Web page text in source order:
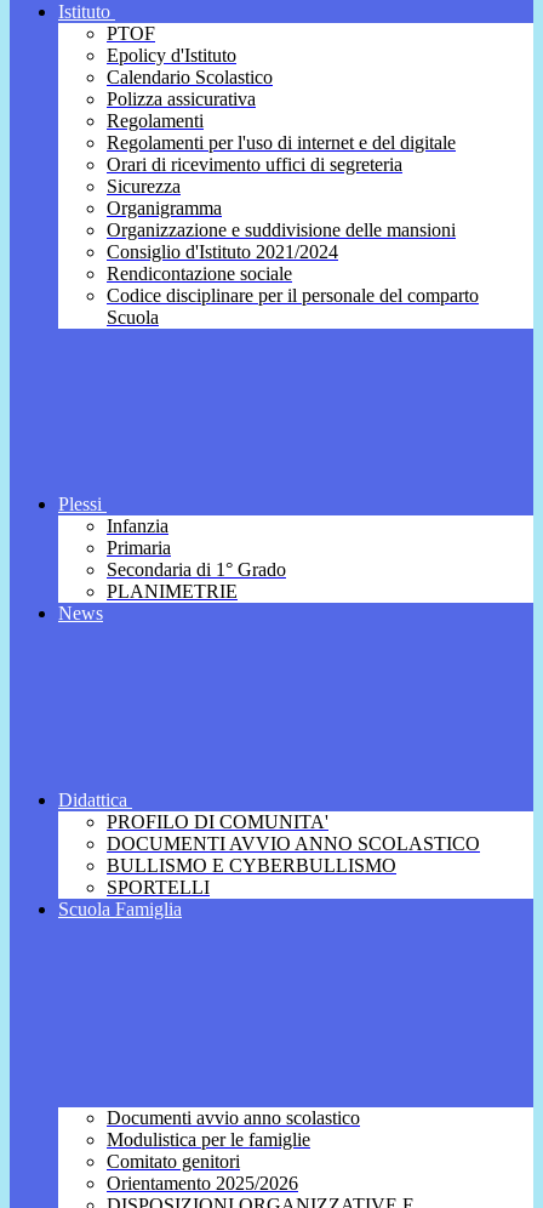
Istituto
PTOF
Epolicy d'Istituto
Calendario Scolastico
Polizza assicurativa
Regolamenti
Regolamenti per l'uso di internet e del digitale
Orari di ricevimento uffici di segreteria
Sicurezza
Organigramma
Organizzazione e suddivisione delle mansioni
Consiglio d'Istituto 2021/2024
Rendicontazione sociale
Codice disciplinare per il personale del comparto
Scuola
Plessi
Infanzia
Primaria
Secondaria di 1° Grado
PLANIMETRIE
News
Didattica
PROFILO DI COMUNITA'
DOCUMENTI AVVIO ANNO SCOLASTICO
BULLISMO E CYBERBULLISMO
SPORTELLI
Scuola Famiglia
Documenti avvio anno scolastico
Modulistica per le famiglie
Comitato genitori
Orientamento 2025/2026